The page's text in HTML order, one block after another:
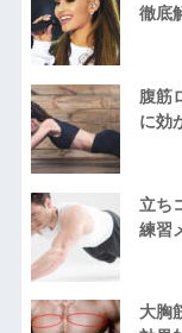
徹底
腹筋
に効
立ち
練習
大胸